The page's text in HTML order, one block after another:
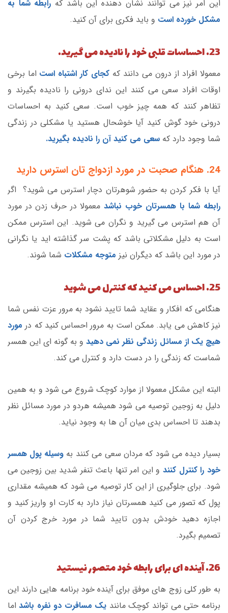
این امر نیز می توانند نشان دهنده این باشد که رابطه شما به
مشکل خورده است و باید فکری برای آن کنید.
23. احساسات قلبی خود را نادیده می گیرید.
معمولا افراد از درون می دانند که کجای کار اشتباه است اما برخی
اوقات افراد سعی می کنند این ندای درونی را نادیده بگیرند و
تظاهر کنند که همه چیز خوب است. سعی کنید به احساسات
درونی خود گوش کنید آیا خوشحال هستید یا مشکلی در زندگی
شما وجود دارد که سعی می کنید آن را نادیده بگیرید.
24. هنگام صحبت در مورد ازدواج تان استرس دارید
آیا با فکر کردن به حضور شوهرتان دچار استرس می شوید؟ اگر
رابطه شما با همسرتان خوب نباشد معمولا در حرف زدن در مورد
آن هم استرس می گیرید و نگران می شوید. این استرس ممکن
است به دلیل مشکلاتی باشد که پشت سر گذاشته اید یا نگرانی
در مورد این باشد که دیگران نیز متوجه مشکلات شما شوند.
25. احساس می کنید که کنترل می شوید
هنگامی که افکار و عقاید شما تایید نشود به مرور عزت نفس شما
نیز کاهش می یابد. ممکن است به مرور احساس کنید که در مورد
هیچ یک از مسائل زندگی نظر نمی دهید و به گونه ای این همسر
شماست که زندگی را در دست دارد و کنترل می کند.
البته این مشکل معمولا از موارد کوچک شروع می شود و به همین
دلیل به زوجین توصیه می شود همیشه هردو در مورد مسائل نظر
بدهند تا احساس بدی میان آن ها به وجود نیاید.
بسیار دیده می شود که مردان سعی می کنند به وسیله پول همسر
خود را کنترل کنند و این امر تنها باعث تنفر شدید بین زوجین می
شود. برای جلوگیری از این کار توصیه می شود که همیشه مقداری
پول که تصور می کنید همسرتان نیاز دارد به کارت او واریز کنید و
اجازه دهید خودش بدون تایید شما در مورد خرج کردن آن
تصمیم بگیرد.
26. آینده ای برای رابطه خود متصور نیستید
به طور کلی زوج های موفق برای آینده خود برنامه هایی دارند این
برنامه حتی می تواند کوچک مانند یک مسافرت دو نفره باشد اما